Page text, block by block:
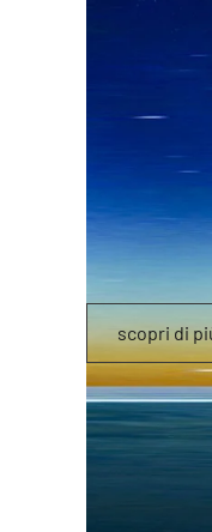
scopri di